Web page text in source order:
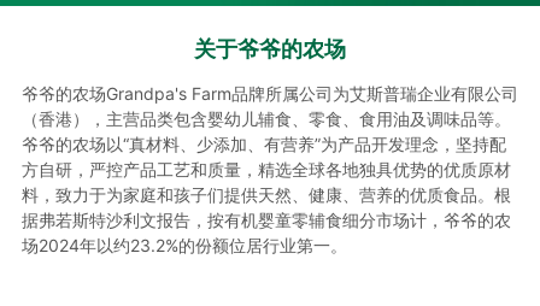
关于爷爷的农场
爷爷的农场Grandpa's Farm品牌所属公司为艾斯普瑞企业有限公司
（香港），主营品类包含婴幼儿辅食、零食、食用油及调味品等。
爷爷的农场以“真材料、少添加、有营养”为产品开发理念，坚持配
方自研，严控产品工艺和质量，精选全球各地独具优势的优质原材
料，致力于为家庭和孩子们提供天然、健康、营养的优质食品。根
据弗若斯特沙利文报告，按有机婴童零辅食细分市场计，爷爷的农
场2024年以约23.2%的份额位居行业第一。